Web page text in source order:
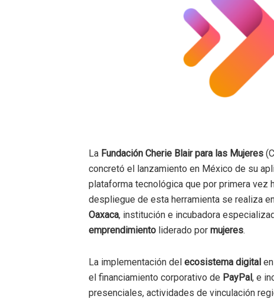
La Fundación Cherie Blair para las Mujeres
concretó el lanzamiento en México de su
plataforma tecnológica que por primera vez
despliegue de esta herramienta se realiza
Oaxaca, institución e incubadora
emprendimiento liderado por mujeres.
La implementación del ecosistema digital
el financiamiento corporativo de PayPal, e
presenciales, actividades de vinculación